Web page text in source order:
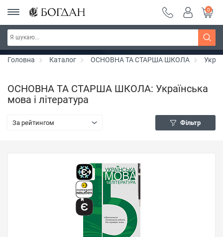
Серія "Вандербікери" ~ знижка 25%
0
Головна Каталог ОСНОВНА ТА СТАРША ШКОЛА
ОСНОВНА ТА СТАРША ШКОЛА: Українська
мова і література
За рейтингом Фільтр